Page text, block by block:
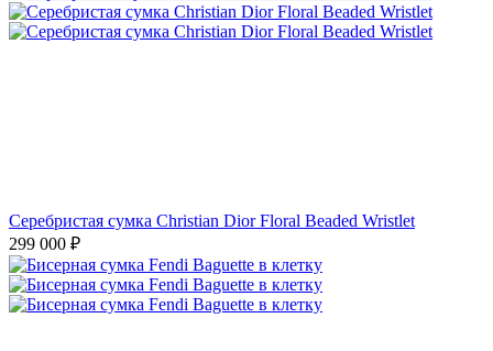
Серебристая сумка Christian Dior Floral Beaded Wristlet
299 000 ₽